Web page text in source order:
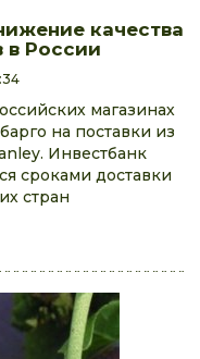
качества
в России
магазинах
на поставки из
Инвестбанк
сроками доставки
стран